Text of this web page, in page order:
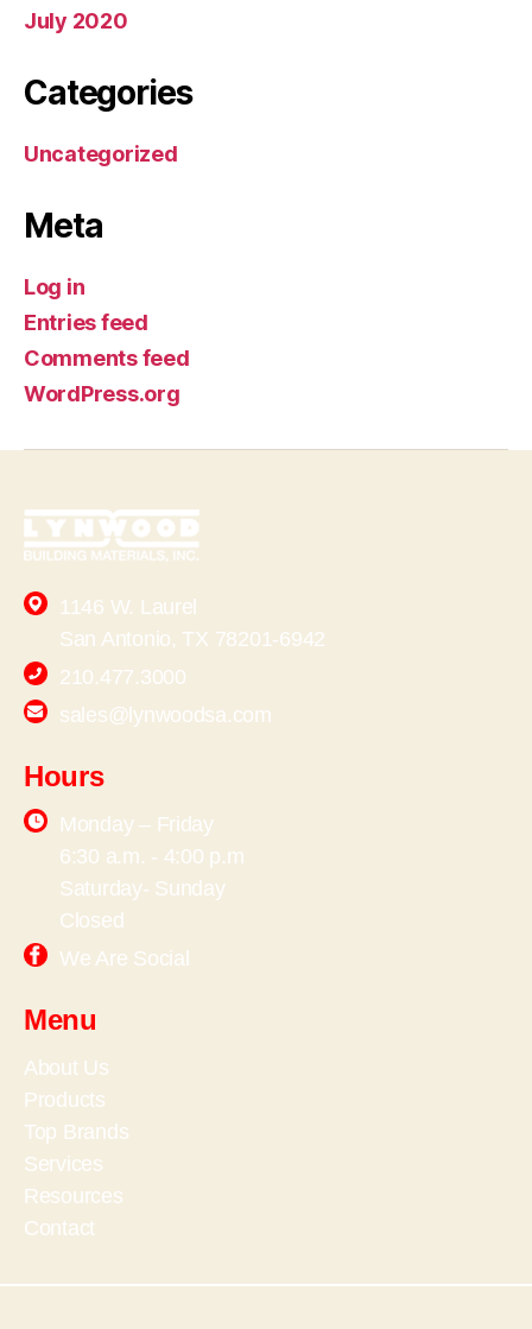
July 2020
Categories
Uncategorized
Meta
Log in
Entries feed
Comments feed
WordPress.org
1146 W. Laurel
San Antonio, TX 78201-6942
210.477.3000
sales@lynwoodsa.com
Hours
Monday – Friday
6:30 a.m. - 4:00 p.m
Saturday- Sunday
Closed
We Are Social
Menu
About Us
Products
Top Brands
Services
Resources
Contact